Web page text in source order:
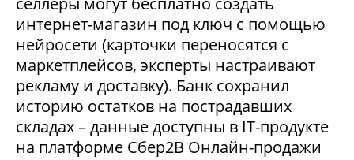
интернет-магазин под ключ с помощью
нейросети (карточки переносятся с
маркетплейсов, эксперты настраивают
рекламу и доставку). Банк сохранил
историю остатков на пострадавших
складах – данные доступны в IT-продукте
на платформе Сбер2В Онлайн-продажи